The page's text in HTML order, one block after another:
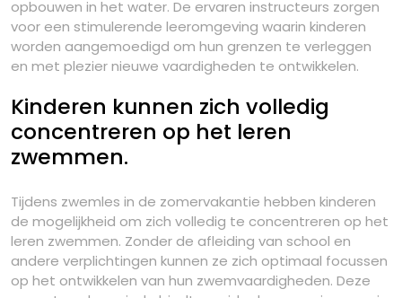
opbouwen in het water. De ervaren instructeurs zorgen
voor een stimulerende leeromgeving waarin kinderen
worden aangemoedigd om hun grenzen te verleggen
en met plezier nieuwe vaardigheden te ontwikkelen.
Kinderen kunnen zich volledig
concentreren op het leren
zwemmen.
Tijdens zwemles in de zomervakantie hebben kinderen
de mogelijkheid om zich volledig te concentreren op het
leren zwemmen. Zonder de afleiding van school en
andere verplichtingen kunnen ze zich optimaal focussen
op het ontwikkelen van hun zwemvaardigheden. Deze